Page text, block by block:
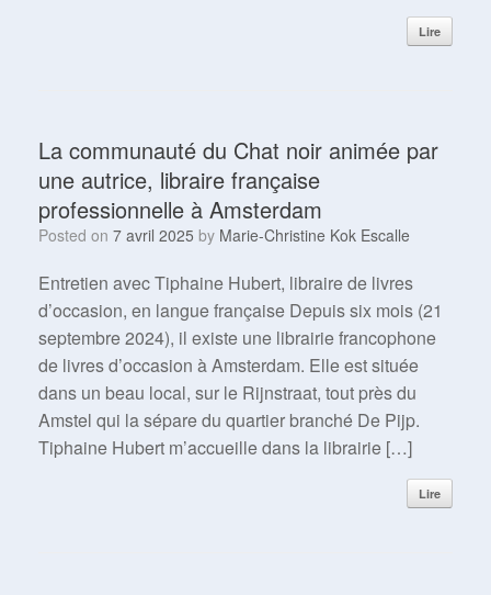
Lire
La communauté du Chat noir animée par
une autrice, libraire française
professionnelle à Amsterdam
Posted on 7 avril 2025 by Marie-Christine Kok Escalle
Entretien avec Tiphaine Hubert, libraire de livres
d’occasion, en langue française Depuis six mois (21
septembre 2024), il existe une librairie francophone
de livres d’occasion à Amsterdam. Elle est située
dans un beau local, sur le Rijnstraat, tout près du
Amstel qui la sépare du quartier branché De Pijp.
Tiphaine Hubert m’accueille dans la librairie […]
Lire